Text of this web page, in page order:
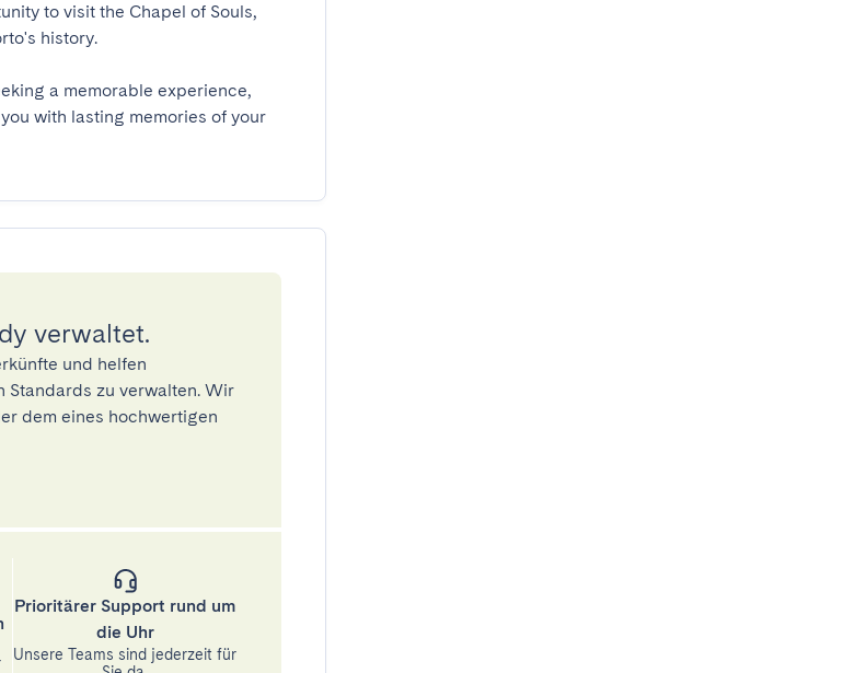
to visit the Chapel of Souls,
history.
a memorable experience,
with lasting memories of your
verwaltet.
und helfen
Standards zu verwalten. Wir
dem eines hochwertigen
Prioritärer Support rund um
die Uhr
Unsere Teams sind jederzeit für